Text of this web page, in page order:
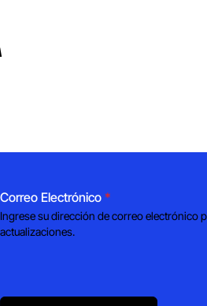
Correo Electrónico *
Ingrese su dirección de correo electrónico
actualizaciones.